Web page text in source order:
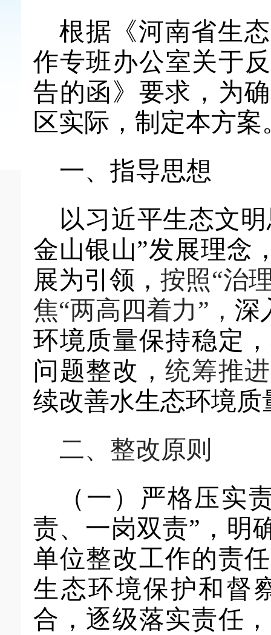
根据《河南省生
作专班办公室关于
告的函》要求，为
区实际，制定本方案
一、指导思想
以习近平生态文明
金山银山”发展理念
展为引领，按照“治
焦“两高四着力”， 深
环境质量保持稳定
问题整改 ，统筹推
续改善水生态环境质
二、整改原则
（一）严格压实
责、一岗双责”，明
单位整改工作的责
生态环境保护和督
合，逐级落实责任